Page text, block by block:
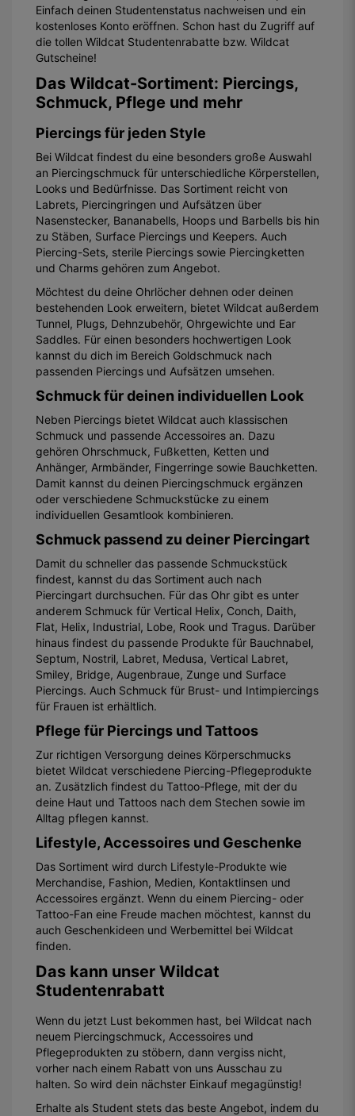
Einfach deinen Studentenstatus nachweisen und ein
kostenloses Konto eröffnen. Schon hast du Zugriff auf
die tollen Wildcat Studentenrabatte bzw. Wildcat
Gutscheine!
Das Wildcat-Sortiment: Piercings,
Schmuck, Pflege und mehr
Piercings für jeden Style
Bei Wildcat findest du eine besonders große Auswahl
an Piercingschmuck für unterschiedliche Körperstellen,
Looks und Bedürfnisse. Das Sortiment reicht von
Labrets, Piercingringen und Aufsätzen über
Nasenstecker, Bananabells, Hoops und Barbells bis hin
zu Stäben, Surface Piercings und Keepers. Auch
Piercing-Sets, sterile Piercings sowie Piercingketten
und Charms gehören zum Angebot.
Möchtest du deine Ohrlöcher dehnen oder deinen
bestehenden Look erweitern, bietet Wildcat außerdem
Tunnel, Plugs, Dehnzubehör, Ohrgewichte und Ear
Saddles. Für einen besonders hochwertigen Look
kannst du dich im Bereich Goldschmuck nach
passenden Piercings und Aufsätzen umsehen.
Schmuck für deinen individuellen Look
Neben Piercings bietet Wildcat auch klassischen
Schmuck und passende Accessoires an. Dazu
gehören Ohrschmuck, Fußketten, Ketten und
Anhänger, Armbänder, Fingerringe sowie Bauchketten.
Damit kannst du deinen Piercingschmuck ergänzen
oder verschiedene Schmuckstücke zu einem
individuellen Gesamtlook kombinieren.
Schmuck passend zu deiner Piercingart
Damit du schneller das passende Schmuckstück
findest, kannst du das Sortiment auch nach
Piercingart durchsuchen. Für das Ohr gibt es unter
anderem Schmuck für Vertical Helix, Conch, Daith,
Flat, Helix, Industrial, Lobe, Rook und Tragus. Darüber
hinaus findest du passende Produkte für Bauchnabel,
Septum, Nostril, Labret, Medusa, Vertical Labret,
Smiley, Bridge, Augenbraue, Zunge und Surface
Piercings. Auch Schmuck für Brust- und Intimpiercings
für Frauen ist erhältlich.
Pflege für Piercings und Tattoos
Zur richtigen Versorgung deines Körperschmucks
bietet Wildcat verschiedene Piercing-Pflegeprodukte
an. Zusätzlich findest du Tattoo-Pflege, mit der du
deine Haut und Tattoos nach dem Stechen sowie im
Alltag pflegen kannst.
Lifestyle, Accessoires und Geschenke
Das Sortiment wird durch Lifestyle-Produkte wie
Merchandise, Fashion, Medien, Kontaktlinsen und
Accessoires ergänzt. Wenn du einem Piercing- oder
Tattoo-Fan eine Freude machen möchtest, kannst du
auch Geschenkideen und Werbemittel bei Wildcat
finden.
Das kann unser Wildcat
Studentenrabatt
Wenn du jetzt Lust bekommen hast, bei Wildcat nach
neuem Piercingschmuck, Accessoires und
Pflegeprodukten zu stöbern, dann vergiss nicht,
vorher nach einem Rabatt von uns Ausschau zu
halten. So wird dein nächster Einkauf megagünstig!
Erhalte als Student stets das beste Angebot, indem du